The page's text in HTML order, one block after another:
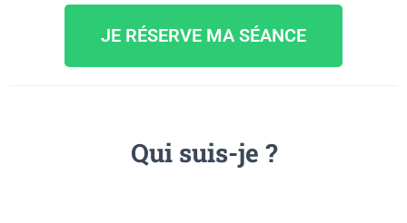
JE RÉSERVE MA SÉANCE
Qui suis-je ?